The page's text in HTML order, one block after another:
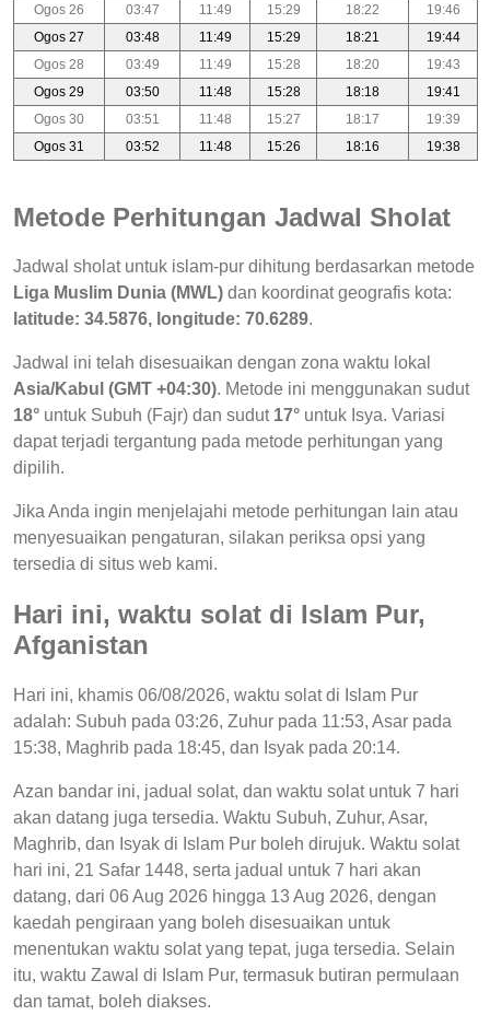
Ogos 26
03:47 11:49 15:29 18:22
19:46
Ogos 27
03:48 11:49 15:29 18:21
19:44
Ogos 28
03:49 11:49 15:28 18:20
19:43
Ogos 29
03:50 11:48 15:28 18:18
19:41
Ogos 30
03:51 11:48 15:27 18:17
19:39
Ogos 31
03:52 11:48 15:26 18:16 19:38
Metode Perhitungan Jadwal Sholat
Jadwal sholat untuk islam-pur dihitung berdasarkan metode
Liga Muslim Dunia (MWL) dan koordinat geografis kota:
latitude: 34.5876, longitude: 70.6289.
Jadwal ini telah disesuaikan dengan zona waktu lokal
Asia/Kabul (GMT +04:30). Metode ini menggunakan sudut
18° untuk Subuh (Fajr) dan sudut 17° untuk Isya. Variasi
dapat terjadi tergantung pada metode perhitungan yang
dipilih.
Jika Anda ingin menjelajahi metode perhitungan lain atau
menyesuaikan pengaturan, silakan periksa opsi yang
tersedia di situs web kami.
Hari ini, waktu solat di Islam Pur,
Afganistan
Hari ini, khamis 06/08/2026, waktu solat di Islam Pur
adalah: Subuh pada 03:26, Zuhur pada 11:53, Asar pada
15:38, Maghrib pada 18:45, dan Isyak pada 20:14.
Azan bandar ini, jadual solat, dan waktu solat untuk 7 hari
akan datang juga tersedia. Waktu Subuh, Zuhur, Asar,
Maghrib, dan Isyak di Islam Pur boleh dirujuk. Waktu solat
hari ini, 21 Safar 1448, serta jadual untuk 7 hari akan
datang, dari 06 Aug 2026 hingga 13 Aug 2026, dengan
kaedah pengiraan yang boleh disesuaikan untuk
menentukan waktu solat yang tepat, juga tersedia. Selain
itu, waktu Zawal di Islam Pur, termasuk butiran permulaan
dan tamat, boleh diakses.